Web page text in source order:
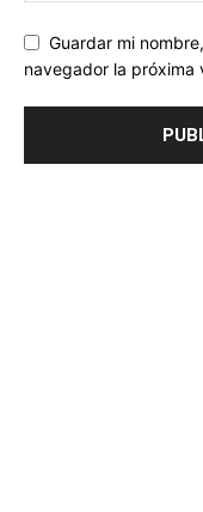
Guardar mi
navegador la próxima